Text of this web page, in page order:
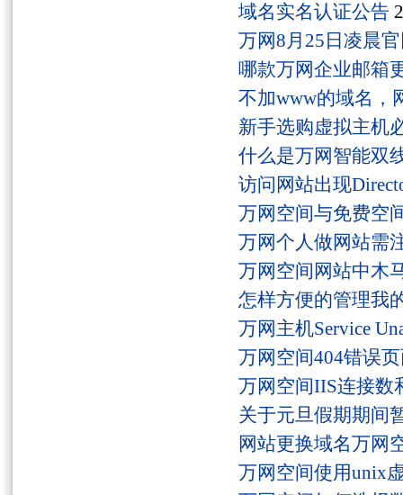
域名实名认证公告
万网8月25日凌晨
哪款万网企业邮箱
不加www的域名，
新手选购虚拟主机
什么是万网智能双
访问网站出现
万网空间与免费空
万网个人做网站需
万网空间网站中木
怎样方便的管理我
万网主机Service
万网空间404错误
万网空间IIS连接数
关于元旦假期期间
网站更换域名万网
万网空间使用unix